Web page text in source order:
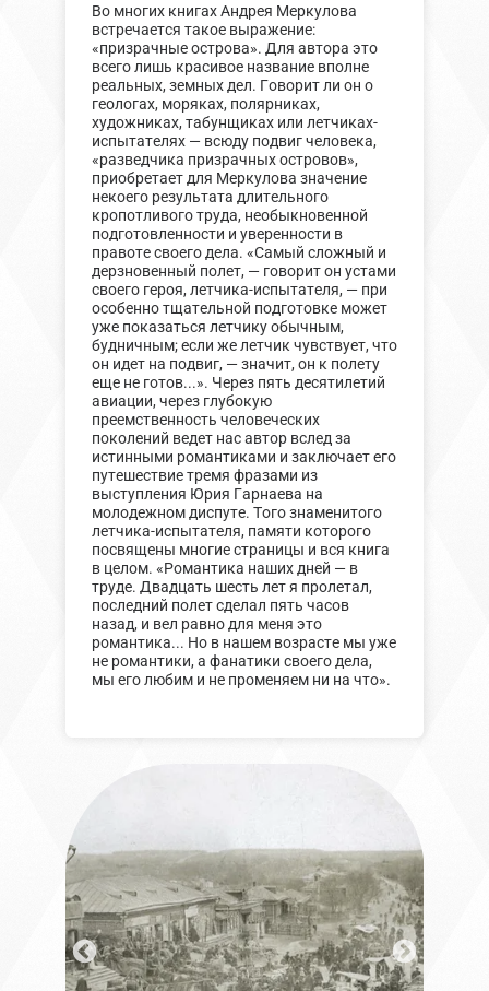
Во многих книгах Андрея Меркулова
встречается такое выражение:
«призрачные острова». Для автора это
всего лишь красивое название вполне
реальных, земных дел. Говорит ли он о
геологах, моряках, полярниках,
художниках, табунщиках или летчиках-
испытателях — всюду подвиг человека,
«разведчика призрачных островов»,
приобретает для Меркулова значение
некоего результата длительного
кропотливого труда, необыкновенной
подготовленности и уверенности в
правоте своего дела. «Самый сложный и
дерзновенный полет, — говорит он устами
своего героя, летчика-испытателя, — при
особенно тщательной подготовке может
уже показаться летчику обычным,
будничным; если же летчик чувствует, что
он идет на подвиг, — значит, он к полету
еще не готов...». Через пять десятилетий
авиации, через глубокую
преемственность человеческих
поколений ведет нас автор вслед за
истинными романтиками и заключает его
путешествие тремя фразами из
выступления Юрия Гарнаева на
молодежном диспуте. Того знаменитого
летчика-испытателя, памяти которого
посвящены многие страницы и вся книга
в целом. «Романтика наших дней — в
труде. Двадцать шесть лет я пролетал,
последний полет сделал пять часов
назад, и вел равно для меня это
романтика... Но в нашем возрасте мы уже
не романтики, а фанатики своего дела,
мы его любим и не променяем ни на что».